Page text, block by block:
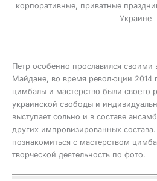
корпоративные, приватные
Украине
Петр особенно прославился своими
Майдане, во время революции 2014
цимбалы и мастерство были своего
украинской свободы и
выступает сольно и в составе
других импровизированных
познакомиться с мастерством
творческой деятельность по фото.